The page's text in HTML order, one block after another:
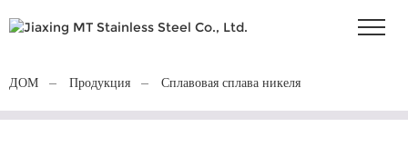
ДОМ Продукция Сплавовая сплава никеля